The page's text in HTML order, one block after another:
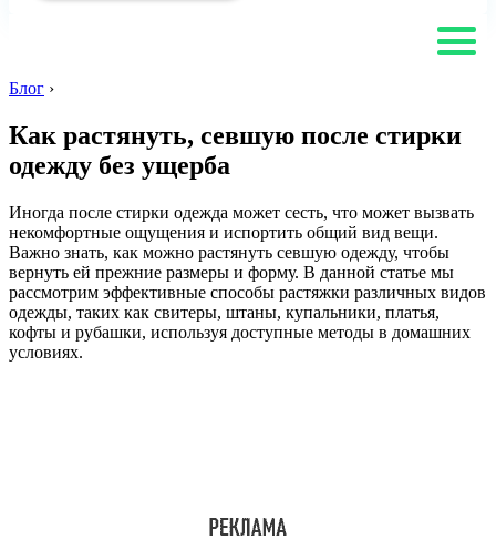
Блог ›
Как растянуть, севшую после стирки
одежду без ущерба
Иногда после стирки одежда может сесть, что может вызвать
некомфортные ощущения и испортить общий вид вещи.
Важно знать, как можно растянуть севшую одежду, чтобы
вернуть ей прежние размеры и форму. В данной статье мы
рассмотрим эффективные способы растяжки различных видов
одежды, таких как свитеры, штаны, купальники, платья,
кофты и рубашки, используя доступные методы в домашних
условиях.